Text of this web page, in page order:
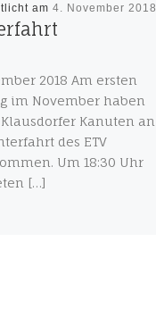
am 4. November 2018
2018 Am ersten
im November haben
Kanuten an
des ETV
Um 18:30 Uhr
[…]